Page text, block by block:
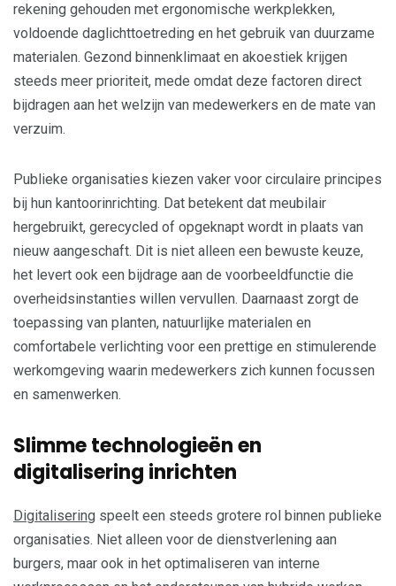
rekening gehouden met ergonomische werkplekken,
voldoende daglichttoetreding en het gebruik van duurzame
materialen. Gezond binnenklimaat en akoestiek krijgen
steeds meer prioriteit, mede omdat deze factoren direct
bijdragen aan het welzijn van medewerkers en de mate van
verzuim.
Publieke organisaties kiezen vaker voor circulaire principes
bij hun kantoorinrichting. Dat betekent dat meubilair
hergebruikt, gerecycled of opgeknapt wordt in plaats van
nieuw aangeschaft. Dit is niet alleen een bewuste keuze,
het levert ook een bijdrage aan de voorbeeldfunctie die
overheidsinstanties willen vervullen. Daarnaast zorgt de
toepassing van planten, natuurlijke materialen en
comfortabele verlichting voor een prettige en stimulerende
werkomgeving waarin medewerkers zich kunnen focussen
en samenwerken.
Slimme technologieën en
digitalisering inrichten
Digitalisering speelt een steeds grotere rol binnen publieke
organisaties. Niet alleen voor de dienstverlening aan
burgers, maar ook in het optimaliseren van interne